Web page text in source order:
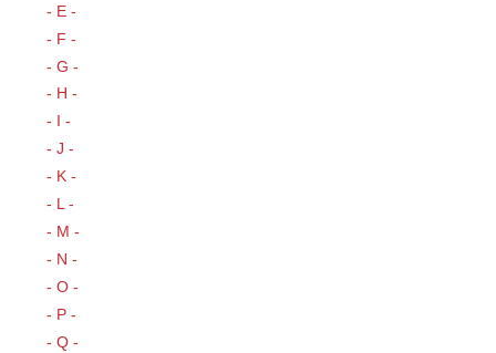
- E -
- F -
- G -
- H -
- I -
- J -
- K -
- L -
- M -
- N -
- O -
- P -
- Q -